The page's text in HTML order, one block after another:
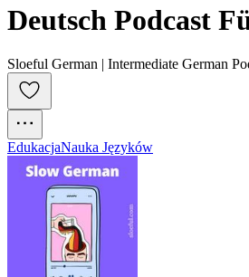
Deutsch Podcast
Fortgeschrittene
Sloeful German | Intermediate German
EdukacjaNauka Języków